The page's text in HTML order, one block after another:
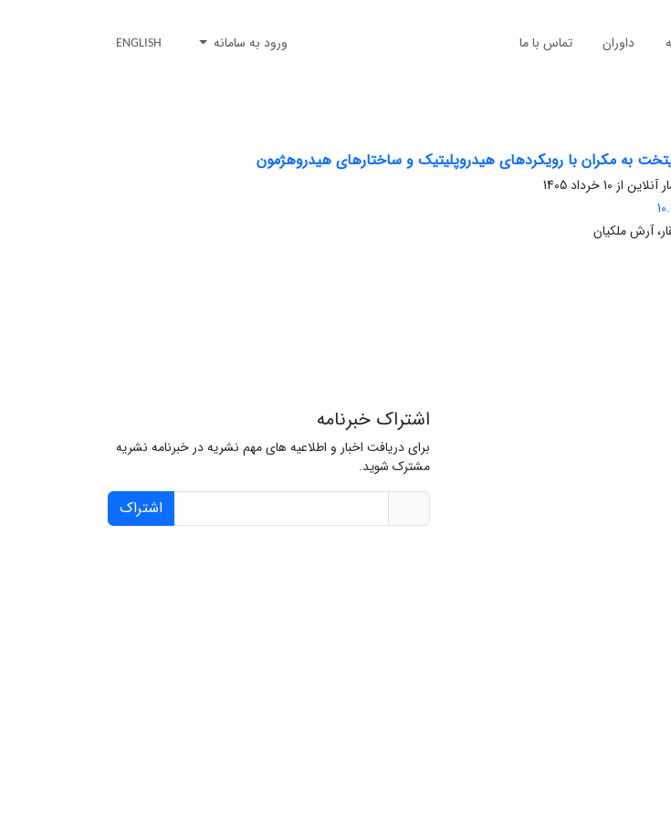
داوران تماس با ما ورود به سامانه ENGLISH
به مکران با رویکردهای هیدروپلیتیک و ساختارهای هیدروهژمون
آنلاین از 10 خرداد 1405
آرش ملکیان
اشتراک خبرنامه
برای دریافت اخبار و اطلاعیه های مهم نشریه در خبرنامه نشریه
مشترک شوید.
اشتراک